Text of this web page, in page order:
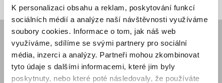
K personalizaci obsahu a reklam, poskytování funkcí
sociálních médií a analýze naší návštěvnosti využíváme
soubory cookies. Informace o tom, jak náš web
využíváme, sdílíme se svými partnery pro sociální
média, inzerci a analýzy. Partneři mohou zkombinovat
tyto údaje s dalšími informacemi, které jim byly
poskytnuty, nebo které poté následovaly, že používáte
E-SHOP
Aktuality
Naši autoři
Obchodní podmínky
Knižní novinky
Dárkové poukazy
Affiliate program